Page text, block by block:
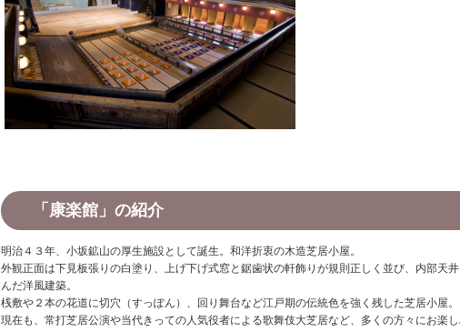
「康楽館」の紹介
明治４３年、小坂鉱山の厚生施設として誕生。和洋折衷の木造芝居小屋。
外観正面は下見板張りの白塗り、上げ下げ式窓と鋸歯状の軒飾りが規則正しく並び、内部天
んだ洋風建築。
桟敷や２本の花道に切穴（すっぽん）、回り舞台など江戸期の伝統色を強く残した芝居小屋。
現在も、常打芝居公演や当代きっての人気役者による歌舞伎大芝居など、多くの方々にお楽し